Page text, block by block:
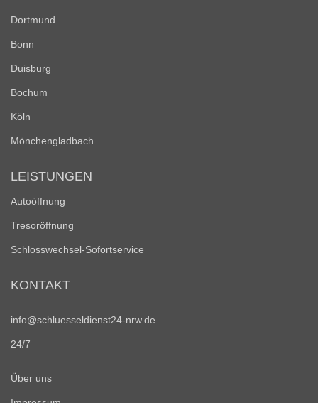
Dortmund
Bonn
Duisburg
Bochum
Köln
Mönchengladbach
LEISTUNGEN
Autoöffnung
Tresoröffnung
Schlosswechsel-Sofortservice
KONTAKT
info@schluesseldienst24-nrw.de
24/7
Über uns